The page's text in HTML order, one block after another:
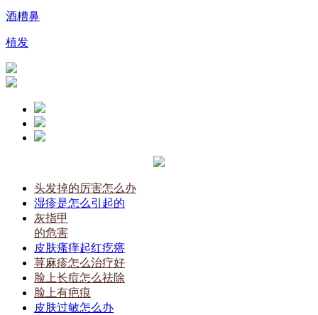
酒糟鼻
植发
头发掉的厉害怎么办
湿疹是怎么引起的
灰指甲
的危害
皮肤瘙痒起红疙瘩
荨麻疹怎么治疗好
脸上长痘怎么祛除
脸上有疤痕
皮肤过敏怎么办